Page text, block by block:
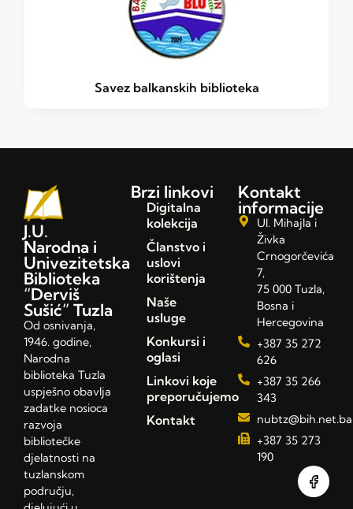
Savez balkanskih biblioteka
J.U.
Narodna i
Univezitetska
Biblioteka
“Derviš
Sušić” Tuzla
Od osnivanja,
1946. godine,
Narodna
biblioteka Tuzla
uspješno obavlja
zadatke nosioca
razvoja
bibliotečke
djelatnosti na
tuzlanskom
području,
Brzi linkovi
Digitalna
kolekcija
Članstvo i
uslovi
korištenja
Naše
usluge
Konkursi i
oglasi
Linkovi koje
preporučujemo
Kontakt
Kontakt
informacije
Ul. Mihajla i
Živka
Crnogorčevića
7,
75 000 Tuzla,
Bosna i
Hercegovina
+387 35 272
626
+387 35 266
343
nubtz@bih.net.ba
+387 35 273
190